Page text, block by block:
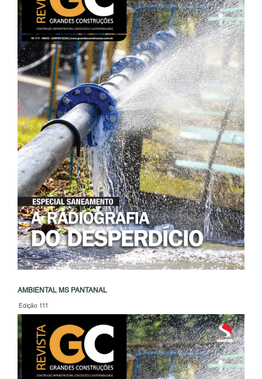
AMBIENTAL MS PANTANAL
Edição 111